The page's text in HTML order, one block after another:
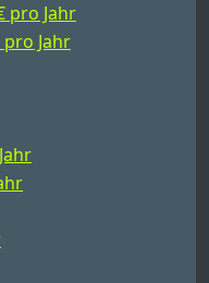
pro Jahr
Jahr